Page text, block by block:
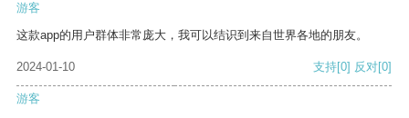
游客
这款app的用户群体非常庞大，我可以结识到来自世界各地的朋友。
2024-01-10 支持[0] 反对[0]
游客